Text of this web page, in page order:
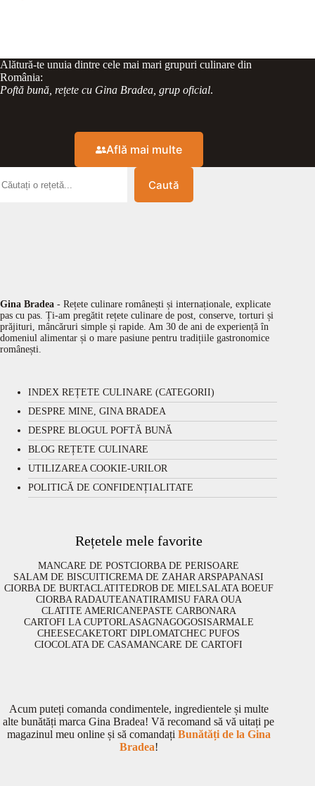
Alătură-te unuia dintre cele mai mari grupuri culinare din
România:
Poftă bună, rețete cu Gina Bradea, grup oficial.
Află mai multe
Caută
Gina Bradea - Rețete culinare românești și internaționale, explicate
pas cu pas. Ți-am pregătit rețete culinare de post, conserve, torturi și
prăjituri, mâncăruri simple și rapide. Am 30 de ani de experiență în
domeniul alimentar și o mare pasiune pentru tradițiile gastronomice
românești.
INDEX REȚETE CULINARE (CATEGORII)
DESPRE MINE, GINA BRADEA
DESPRE BLOGUL POFTĂ BUNĂ
BLOG REȚETE CULINARE
UTILIZAREA COOKIE-URILOR
POLITICĂ DE CONFIDENȚIALITATE
Rețetele mele favorite
MANCARE DE POSTCIORBA DE PERISOARE
SALAM DE BISCUITICREMA DE ZAHAR ARSPAPANASI
CIORBA DE BURTACLATITEDROB DE MIELSALATA BOEUF
CIORBA RADAUTEANATIRAMISU FARA OUA
CLATITE AMERICANEPASTE CARBONARA
CARTOFI LA CUPTORLASAGNAGOGOSISARMALE
CHEESECAKETORT DIPLOMATCHEC PUFOS
CIOCOLATA DE CASAMANCARE DE CARTOFI
Acum puteți comanda condimentele, ingredientele și multe
alte bunătăți marca Gina Bradea! Vă recomand să vă uitați pe
magazinul meu online și să comandați Bunătăți de la Gina
Bradea!